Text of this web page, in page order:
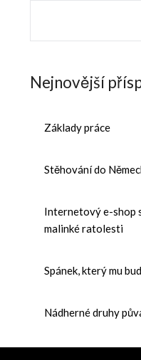
Nejnovější
Základy práce
Stěhování do
Internetový e-shop
malinké ratolesti
Spánek, který mu
Nádherné druhy